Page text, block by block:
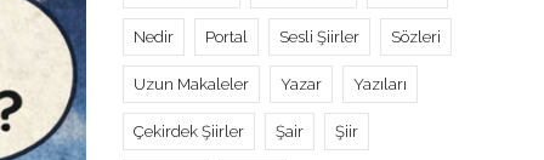
Nedir Portal Sesli Şiirler Sözleri
Uzun Makaleler Yazar Yazıları
Çekirdek Şiirler Şair Şiir